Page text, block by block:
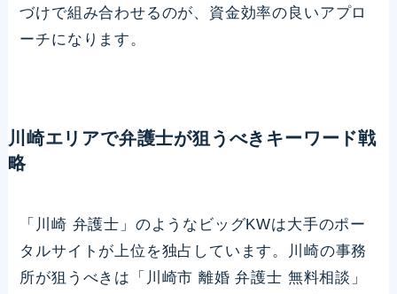
づけで組み合わせるのが、資金効率の良いアプロ
ーチになります。
川崎エリアで弁護士が狙うべきキーワード戦
略
「川崎 弁護士」のようなビッグKWは大手のポー
タルサイトが上位を独占しています。川崎の事務
所が狙うべきは「川崎市 離婚 弁護士 無料相談」